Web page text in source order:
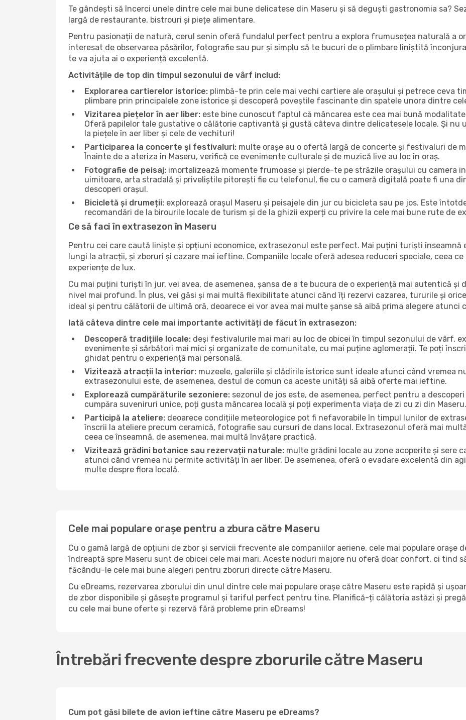
Te gândești să încerci unele dintre cele mai bune delicatese din Maseru și să deguști gastronomia sa?
largă de restaurante, bistrouri și piețe alimentare.
Pentru pasionații de natură, cerul senin oferă fundalul perfect pentru a explora frumusețea naturală a
interesat de observarea păsărilor, fotografie sau pur și simplu să te bucuri de o plimbare liniștită
te va ajuta ai o experiență excelentă.
Activitățile de top din timpul sezonului de vârf includ:
Explorarea cartierelor istorice: plimbă-te prin cele mai vechi cartiere ale orașului și petrece ceva
plimbare prin principalele zone istorice și descoperă poveștile fascinante din spatele unora dintre
Vizitarea piețelor în aer liber: este bine cunoscut faptul că mâncarea este cea mai bună
Oferă papilelor tale gustative o călătorie captivantă și gustă câteva dintre delicatesele locale. Și nu
la piețele în aer liber și cele de vechituri!
Participarea la concerte și festivaluri: multe orașe au o ofertă largă de concerte și festivaluri de
Înainte de a ateriza în Maseru, verifică ce evenimente culturale și de muzică live au loc în oraș.
Fotografie de peisaj: imortalizează momente frumoase și pierde-te pe străzile orașului cu camera
uimitoare, arta stradală și priveliștile pitorești fie cu telefonul, fie cu o cameră digitală poate fi una
descoperi orașul.
Bicicletă și drumeții: explorează orașul Maseru și peisajele din jur cu bicicleta sau pe jos. Este
recomandări de la birourile locale de turism și de la ghizii experți cu privire la cele mai bune rute de
Ce să faci în extrasezon în Maseru
Pentru cei care caută liniște și opțiuni economice, extrasezonul este perfect. Mai puțini turiști
lungi la atracții, și zboruri și cazare mai ieftine. Companiile locale oferă adesea reduceri speciale, ceea
experiențe de lux.
Cu mai puțini turiști în jur, vei avea, de asemenea, șansa de a te bucura de o experiență mai autentică și
nivel mai profund. În plus, vei găsi și mai multă flexibilitate atunci când îți rezervi cazarea, tururile și
ideal și pentru călătorii de ultimă oră, deoarece ei vor avea mai multe șanse să aibă prima alegere
Iată câteva dintre cele mai importante activități de făcut în extrasezon:
Descoperă tradițiile locale: deși festivalurile mai mari au loc de obicei în timpul sezonului de vârf,
evenimente și sărbători mai mici și organizate de comunitate, cu mai puține aglomerații. Te poți
ghidat pentru o experiență mai personală.
Vizitează atracții la interior: muzeele, galeriile și clădirile istorice sunt ideale atunci când vremea
extrasezonului este, de asemenea, destul de comun ca aceste unități să aibă oferte mai ieftine.
Explorează cumpărăturile sezoniere: sezonul de jos este, de asemenea, perfect pentru a
cumpăra suveniruri unice, poți gusta mâncarea locală și poți experimenta viața de zi cu zi din Maseru.
Participă la ateliere: deoarece condițiile meteorologice pot fi nefavorabile în timpul lunilor de
înscrii la ateliere precum ceramică, fotografie sau cursuri de dans local. Extrasezonul oferă mai
ceea ce înseamnă, de asemenea, mai multă învățare practică.
Vizitează grădini botanice sau rezervații naturale: multe grădini locale au zone acoperite și sere
atunci când vremea nu permite activități în aer liber. De asemenea, oferă o evadare excelentă din
multe despre flora locală.
Cele mai populare orașe pentru a zbura către Maseru
Cu o gamă largă de opțiuni de zbor și servicii frecvente ale companiilor aeriene, cele mai populare orașe
îndreaptă spre Maseru sunt de obicei cele mai mari. Aceste noduri majore nu oferă doar confort, ci tind
făcându-le cele mai bune alegeri pentru zboruri directe către Maseru.
Cu eDreams, rezervarea zborului din unul dintre cele mai populare orașe către Maseru este rapidă și
de zbor disponibile și găsește programul și tariful perfect pentru tine. Planifică-ți călătoria astăzi și
cu cele mai bune oferte și rezervă fără probleme prin eDreams!
Întrebări frecvente despre zborurile către Maseru
Cum pot găsi bilete de avion ieftine către Maseru pe eDreams?